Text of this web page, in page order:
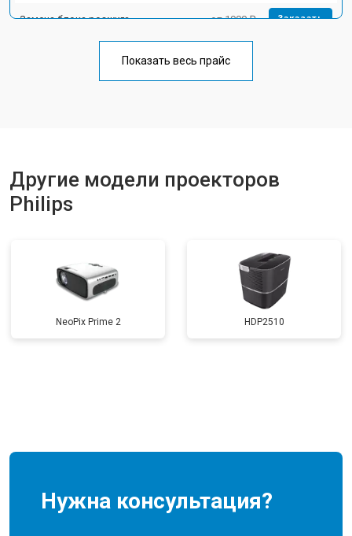
Замена блока розжига от 1900 ₽ Заказать
Показать весь прайс
Другие модели проекторов
Philips
NeoPix Prime 2 HDP2510
Нужна консультация?